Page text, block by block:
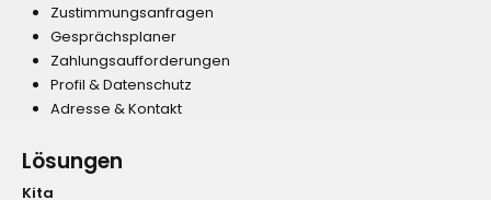
Zustimmungsanfragen
Gesprächsplaner
Zahlungsaufforderungen
Profil & Datenschutz
Adresse & Kontakt
Lösungen
Kita